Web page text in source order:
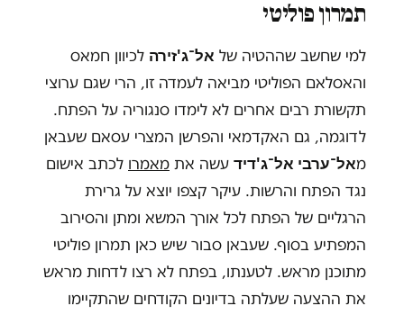
תמרון פוליטי
למי שחשב שההטיה של אל־ג'זירה לכיוון חמאס
והאסלאם הפוליטי מביאה לעמדה זו, הרי שגם ערוצי
תקשורת רבים אחרים לא לימדו סנגוריה על הפתח.
לדוגמה, גם האקדמאי והפרשן המצרי עסאם שעבאן
מאל־ערבי אל־ג'דיד עשה את מאמרו לכתב אישום
נגד הפתח והרשות. עיקר קצפו יוצא על גרירת
הרגליים של הפתח לכל אורך המשא ומתן והסירוב
המפתיע בסוף. שעבאן סבור שיש כאן תמרון פוליטי
מתוכנן מראש. לטענתו, בפתח לא רצו לדחות מראש
את ההצעה שעלתה בדיונים הקודחים שהתקיימו